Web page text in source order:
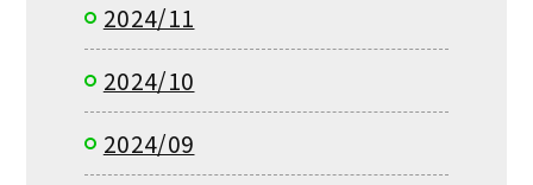
2024/11
2024/10
2024/09